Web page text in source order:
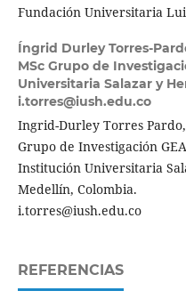
Fundación Universitaria
Íngrid Durley Torres-
MSc Grupo de
Universitaria Salazar y
i.torres@iush.edu.co
Ingrid-Durley Torres
Grupo de Investigación
Institución Universitaria
Medellín, Colombia.
i.torres@iush.edu.co
REFERENCIAS